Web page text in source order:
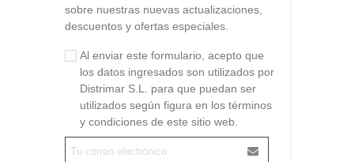
sobre nuestras nuevas actualizaciones,
descuentos y ofertas especiales.
Al enviar este formulario, acepto que
los datos ingresados son utilizados por
Distrimar S.L. para que puedan ser
utilizados según figura en los términos
y condiciones de este sitio web.